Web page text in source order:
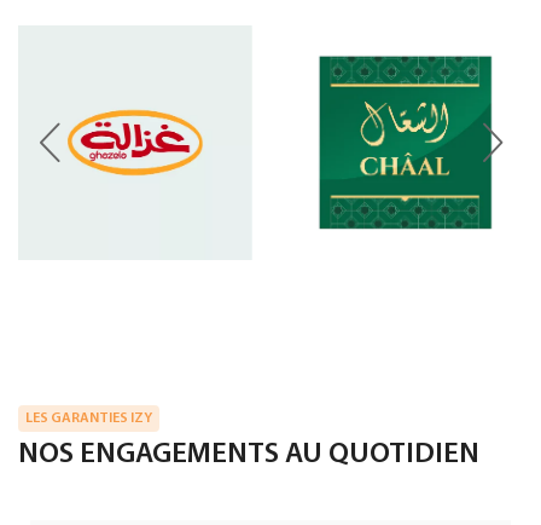
LES GARANTIES IZY
NOS ENGAGEMENTS AU QUOTIDIEN